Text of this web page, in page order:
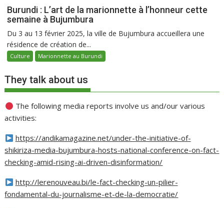
Burundi : L’art de la marionnette à l’honneur cette
semaine à Bujumbura
Du 3 au 13 février 2025, la ville de Bujumbura accueillera une
résidence de création de...
Culture Marionnette au Burundi
They talk about us
The following media reports involve us and/our various
activities:
https://andikamagazine.net/under-the-initiative-of-
shikiriza-media-bujumbura-hosts-national-conference-on-fact-
checking-amid-rising-ai-driven-disinformation/
http://lerenouveau.bi/le-fact-checking-un-pilier-
fondamental-du-journalisme-et-de-la-democratie/